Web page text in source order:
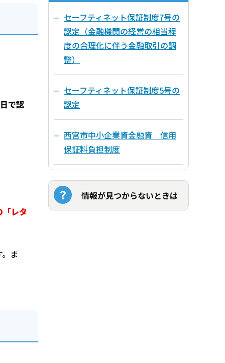
で認
「レタ
ま
セーフティネット保証制度7号の
認定（金融機関の経営の相当程
度の合理化に伴う金融取引の調
整）
セーフティネット保証制度5号の
認定
西宮市中小企業資金融資 信用
保証料負担制度
情報が見つからないときは